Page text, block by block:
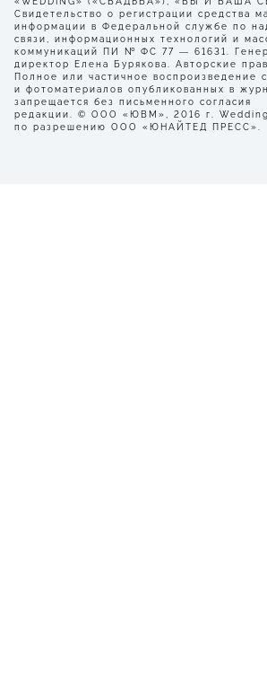
Свидетельство о регистрации средства
информации в Федеральной службе по
связи, информационных технологий и
коммуникаций ПИ № ФС 77 — 61631.
директор Елена Бурякова. Авторские
Полное или частичное воспроизведение
и фотоматериалов опубликованных в
запрещается без письменного согласия
редакции. © ООО «ЮВМ», 2016 г. Wedding
по разрешению ООО «ЮНАЙТЕД ПРЕСС».